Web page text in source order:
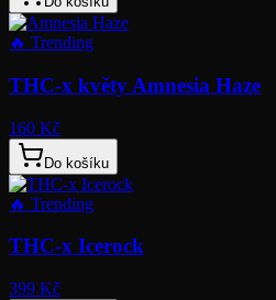
🔥 Trending
THC-x květy Amnesia Haze
160 Kč
Do košíku
🔥 Trending
THC-x Icerock
399 Kč